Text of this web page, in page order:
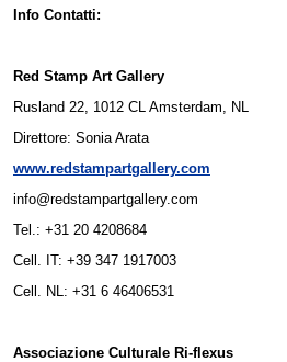
Info Contatti:
Red Stamp Art Gallery
Rusland 22, 1012 CL Amsterdam, NL
Direttore: Sonia Arata
www.redstampartgallery.com
info@redstampartgallery.com
Tel.: +31 20 4208684
Cell. IT: +39 347 1917003
Cell. NL: +31 6 46406531
Associazione Culturale Ri-flexus